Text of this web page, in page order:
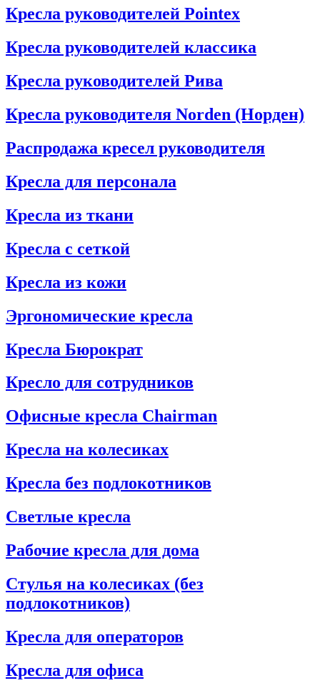
Кресла руководителей Pointex
Кресла руководителей классика
Кресла руководителей Рива
Кресла руководителя Norden (Норден)
Распродажа кресел руководителя
Кресла для персонала
Кресла из ткани
Кресла с сеткой
Кресла из кожи
Эргономические кресла
Кресла Бюрократ
Кресло для сотрудников
Офисные кресла Chairman
Кресла на колесиках
Кресла без подлокотников
Светлые кресла
Рабочие кресла для дома
Стулья на колесиках (без
подлокотников)
Кресла для операторов
Кресла для офиса